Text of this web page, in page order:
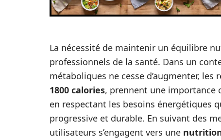
La nécessité de maintenir un équilibre
professionnels de la santé. Dans un
métaboliques ne cesse d’augmenter,
1800 calories, prennent une importance
en respectant les besoins énergétiques
progressive et durable. En suivant des
utilisateurs s’engagent vers une